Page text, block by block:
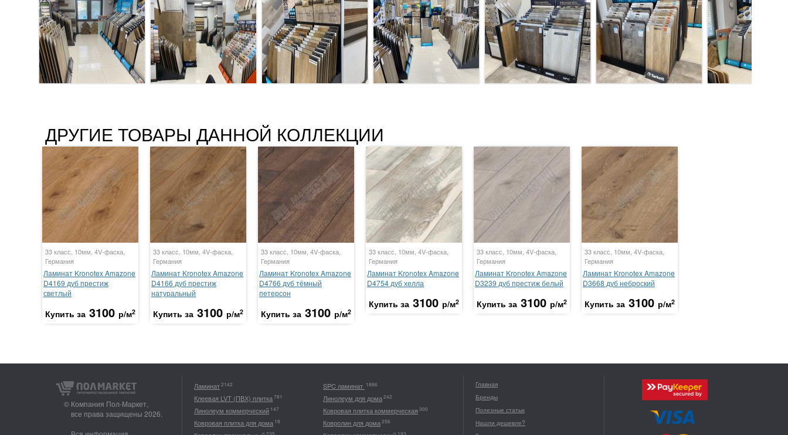
ДРУГИЕ ТОВАРЫ ДАННОЙ КОЛЛЕКЦИИ
33 класс, 10мм, 4V-фаска,
Германия
Ламинат Kronotex Amazone
D4169 дуб престиж
светлый
Купить за 3100 р/м2
33 класс, 10мм, 4V-фаска,
Германия
Ламинат Kronotex Amazone
D4166 дуб престиж
натуральный
Купить за 3100 р/м2
33 класс, 10мм, 4V-фаска,
Германия
Ламинат Kronotex Amazone
D4766 дуб тёмный
петерсон
Купить за 3100 р/м2
33 класс, 10мм, 4V-фаска,
Германия
Ламинат Kronotex Amazone
D4754 дуб хелла
Купить за 3100 р/м2
33 класс, 10мм, 4V-фаска,
Германия
Ламинат Kronotex Amazone
D3239 дуб престиж белый
Купить за 3100 р/м2
33 класс, 10мм, 4V-фаска,
Германия
Ламинат Kronotex Amazone
D3668 дуб неброский
Купить за 3100 р/м2
© Компания Пол-Маркет,
все права защищены 2026.
Ламинат2142 SPC ламинат 1886
Клеевая LVT (ПВХ) плитка781 Линолеум для дома242
Линолеум коммерческий 147 Ковровая плитка коммерческая 300
Ковровая плитка для дома 18 Ковролин для дома256
235 193
Главная
Бренды
Полезные статьи
Нашли дешевле?